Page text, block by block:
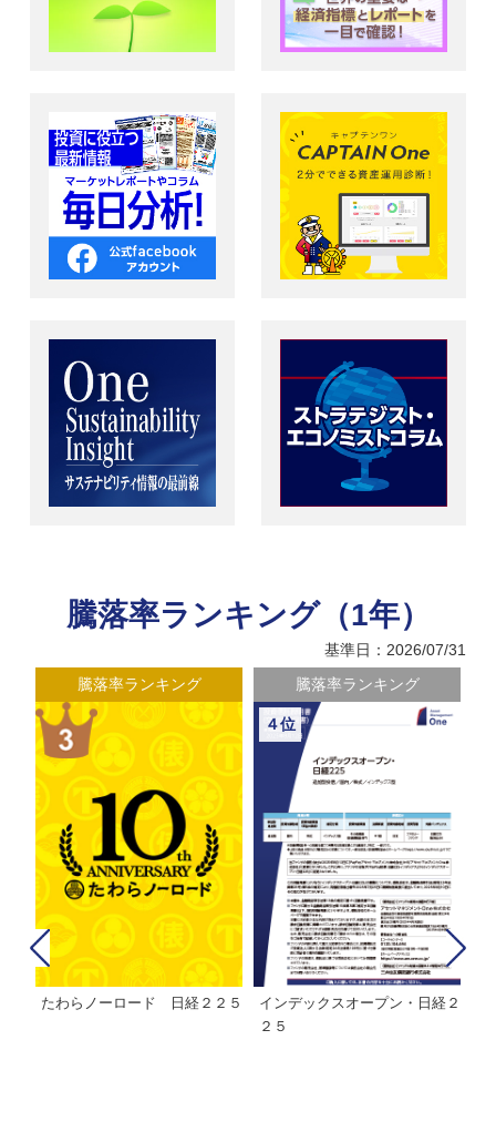
騰落率ランキング（1年）
基準日：2026/07/31
騰落率ランキング
たわらノーロード 日経２２５
騰落率ランキング
４位
インデックスオープン・日経２
２５